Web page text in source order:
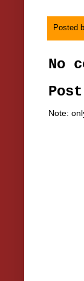
Posted
No
Post
Note: